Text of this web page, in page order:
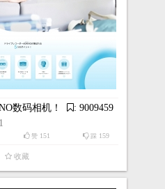
数码相机！ : 9009459
踩 159
赞 151
收藏